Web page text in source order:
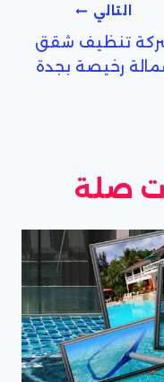
التالي
تنظيف شقق
رخيصة بجدة
صلة